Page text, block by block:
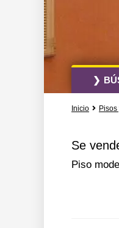
❯
Todas
Más
Inicio
Se
Piso